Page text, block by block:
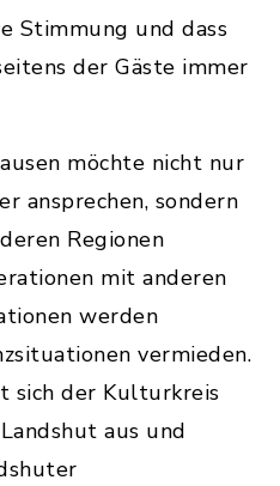
Stimmung und dass
der Gäste immer
möchte nicht nur
ansprechen, sondern
Regionen
mit anderen
werden
vermieden.
sich der Kulturkreis
aus und